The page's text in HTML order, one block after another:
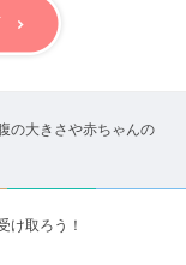
の大きさや赤ちゃんの
け取ろう！